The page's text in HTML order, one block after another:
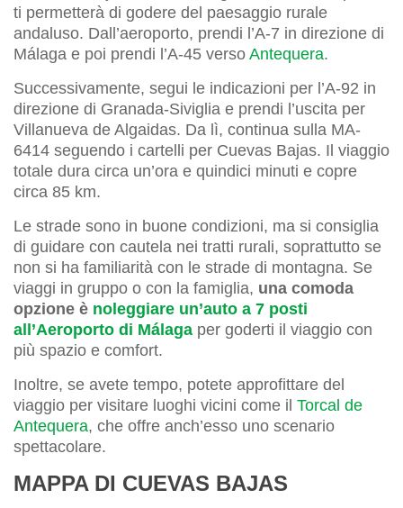
ti permetterà di godere del paesaggio rurale
andaluso. Dall’aeroporto, prendi l’A-7 in direzione di
Málaga e poi prendi l’A-45 verso Antequera.
Successivamente, segui le indicazioni per l’A-92 in
direzione di Granada-Siviglia e prendi l’uscita per
Villanueva de Algaidas. Da lì, continua sulla MA-
6414 seguendo i cartelli per Cuevas Bajas. Il viaggio
totale dura circa un’ora e quindici minuti e copre
circa 85 km.
Le strade sono in buone condizioni, ma si consiglia
di guidare con cautela nei tratti rurali, soprattutto se
non si ha familiarità con le strade di montagna. Se
viaggi in gruppo o con la famiglia, una comoda
opzione è noleggiare un’auto a 7 posti
all’Aeroporto di Málaga per goderti il viaggio con
più spazio e comfort.
Inoltre, se avete tempo, potete approfittare del
viaggio per visitare luoghi vicini come il Torcal de
Antequera, che offre anch’esso uno scenario
spettacolare.
MAPPA DI CUEVAS BAJAS